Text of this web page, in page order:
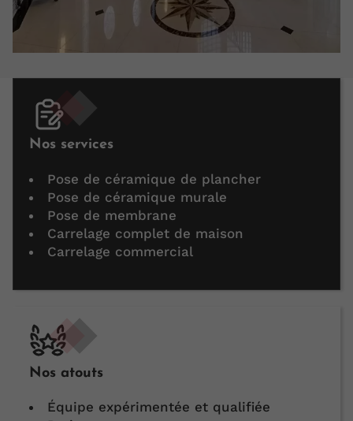
Nos services
Pose de céramique de plancher
Pose de céramique murale
Pose de membrane
Carrelage complet de maison
Carrelage commercial
Nos atouts
Équipe expérimentée et qualifiée